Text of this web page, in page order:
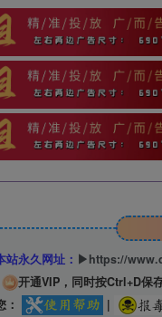
永久网址： ▶https://
开通VIP，同时按Ctrl+D保
|